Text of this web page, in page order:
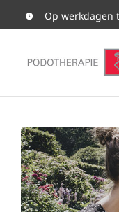
naar
inhoud
Op werkdagen